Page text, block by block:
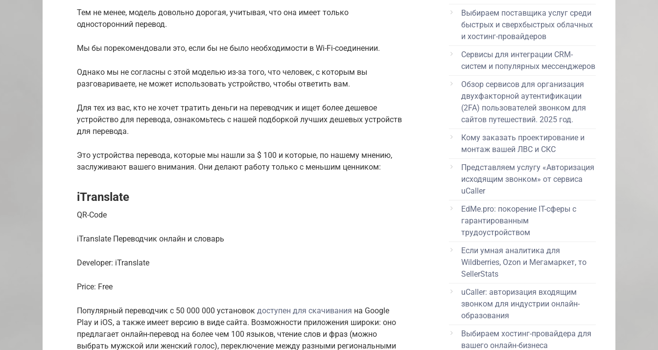
Тем не менее, модель довольно дорогая, учитывая, что она имеет только
односторонний перевод.
Мы бы порекомендовали это, если бы не было необходимости в Wi-Fi-соединении.
Однако мы не согласны с этой моделью из-за того, что человек, с которым вы
разговариваете, не может использовать устройство, чтобы ответить вам.
Для тех из вас, кто не хочет тратить деньги на переводчик и ищет более дешевое
устройство для перевода, ознакомьтесь с нашей подборкой лучших дешевых устройств
для перевода.
Это устройства перевода, которые мы нашли за $ 100 и которые, по нашему мнению,
заслуживают вашего внимания. Они делают работу только с меньшим ценником:
iTranslate
QR-Code
iTranslate Переводчик онлайн и словарь
Developer: iTranslate
Price: Free
Популярный переводчик с 50 000 000 установок доступен для скачивания на Google
Play и iOS, а также имеет версию в виде сайта. Возможности приложения широки: оно
предлагает онлайн-перевод на более чем 100 языков, чтение слов и фраз (можно
выбрать мужской или женский голос), переключение между разными региональными
Выбираем поставщика услуг среди
быстрых и сверхбыстрых облачных
и хостинг-провайдеров
Сервисы для интеграции CRM-
систем и популярных мессенджеров
Обзор сервисов для организация
двухфакторной аутентификации
(2FA) пользователей звонком для
сайтов путешествий. 2025 год.
Кому заказать проектирование и
монтаж вашей ЛВС и СКС
Представляем услугу «Авторизация
исходящим звонком» от сервиса
uCaller
EdMe.pro: покорение IT-сферы с
гарантированным
трудоустройством
Если умная аналитика для
Wildberries, Ozon и Мегамаркет, то
SellerStats
uCaller: авторизация входящим
звонком для индустрии онлайн-
образования
Выбираем хостинг-провайдера для
вашего онлайн-бизнеса